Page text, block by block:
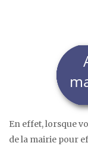
En effet, lorsque
de la mairie pour